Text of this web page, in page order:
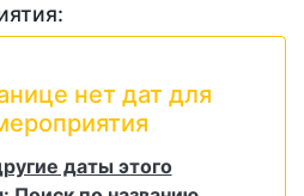
нет дат для
даты этого